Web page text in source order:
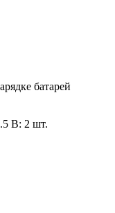
батарей
В: 2 шт.